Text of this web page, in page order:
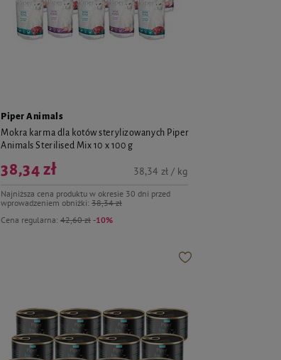
Piper Animals
Mokra karma dla kotów sterylizowanych Piper
Animals Sterilised Mix 10 x 100 g
Cena regularna: 42,60 zł -10%
38,34 zł
Najniższa cena produktu w okresie 30 dni przed
wprowadzeniem obniżki: 38,34 zł
38,34 zł / kg